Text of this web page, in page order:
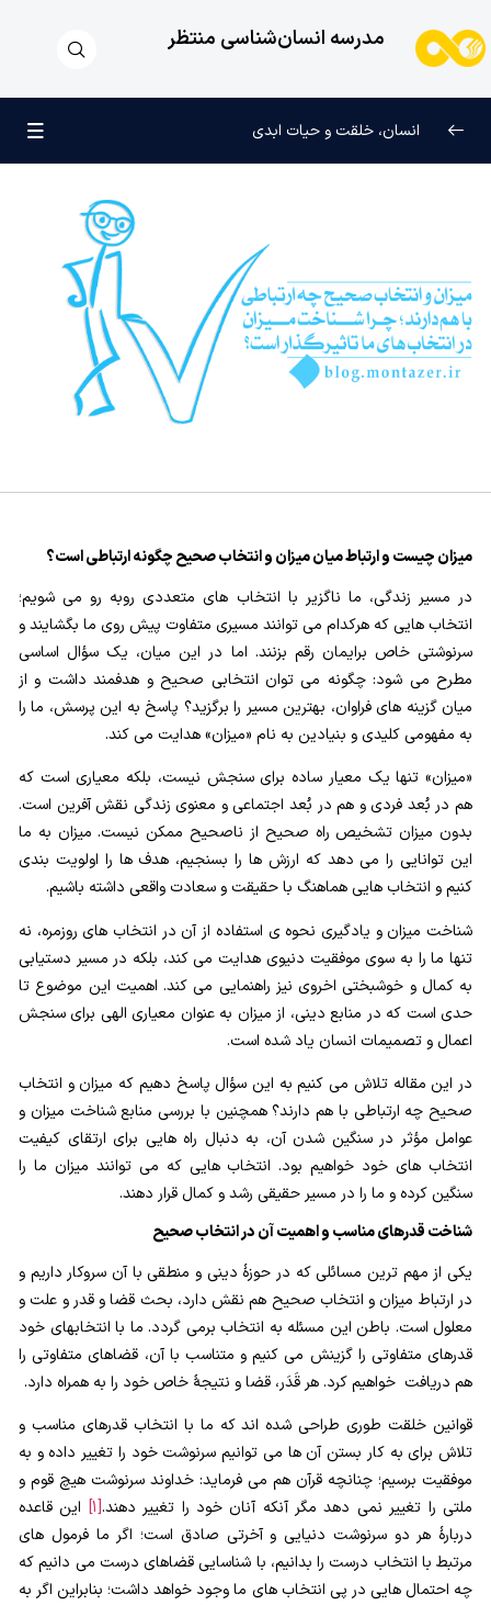
مدرسه انسان‌شناسی منتظر
چرا آفریده شده‌ایم؟ 0/4
راز شادی و آرامش پایدار
0/13
بلوغ کودک عزیز روان 0/8
قضا و قدر و اختیار 0/13
منظور از میزان در قیامت چیست و قلب ما با چه معیاری
سنجیده می شود؟
آیا برای عملکرد انسان معیار و میزان اعمالی وجود دارد؛ چه
کسی می تواند میزان سنجش باشد؟
معیاری مهم تر از دارایی هم وجود دارد؟
ثقلین چیست؛ در خوشبختی ما چه نقشی داشته و ارتباط آن
با میزان اعمال چگونه است؟
عمل سنگین تر
منظور از سنگینی نامه عمل چیست و چه اثری در سعادت یا
شقاوت ما دارد؟
ما مهم است؟
میزان و انتخاب صحیح چه ارتباطی با هم دارند؛ چرا شناخت
میزان در انتخاب های ما تاثیرگذار است؟
لزوم و اهمیت عبرت گرفتن از دنیا چیست؛ چگونه می توان از
آیا تقدیر و سرنوشت ما قابل تغییر است؛ چگونه می توان
تقدیر و سرنوشت را تغییر داد؟
آینده با گذشته چه نسبتی دارد؛ چگونه با عبرت گرفتن از
جبر و اختیار؛ قانون قضا و قدر نشانۀ مشیت الهی است یا
اختیار ما؟
ارتباط میان مقام خلیفه اللهی انسان و اختیار او چیست؟
ابتلاء و امتحان در زندگی 0/26
انسان، خلقت و حیات ابدی
میزان چیست و ارتباط میان میزان و انتخاب صحیح چگونه ارتباطی است؟
در مسیر زندگی، ما ناگزیر با انتخاب های متعددی روبه رو می شویم؛
انتخاب هایی که هرکدام می توانند مسیری متفاوت پیش روی ما بگشایند و
سرنوشتی خاص برایمان رقم بزنند. اما در این میان، یک سؤال اساسی
مطرح می شود: چگونه می توان انتخابی صحیح و هدفمند داشت و از
میان گزینه های فراوان، بهترین مسیر را برگزید؟ پاسخ به این پرسش، ما را
به مفهومی کلیدی و بنیادین به نام «میزان» هدایت می کند.
«میزان» تنها یک معیار ساده برای سنجش نیست، بلکه معیاری است که
هم در بُعد فردی و هم در بُعد اجتماعی و معنوی زندگی نقش آفرین است.
بدون میزان تشخیص راه صحیح از ناصحیح ممکن نیست. میزان به ما
این توانایی را می دهد که ارزش ها را بسنجیم، هدف ها را اولویت بندی
کنیم و انتخاب هایی هماهنگ با حقیقت و سعادت واقعی داشته باشیم.
شناخت میزان و یادگیری نحوه ی استفاده از آن در انتخاب های روزمره، نه
تنها ما را به سوی موفقیت دنیوی هدایت می کند، بلکه در مسیر دستیابی
به کمال و خوشبختی اخروی نیز راهنمایی می کند. اهمیت این موضوع تا
حدی است که در منابع دینی، از میزان به عنوان معیاری الهی برای سنجش
اعمال و تصمیمات انسان یاد شده است.
در این مقاله تلاش می کنیم به این سؤال پاسخ دهیم که میزان و انتخاب
صحیح چه ارتباطی با هم دارند؟ همچنین با بررسی منابع شناخت میزان و
عوامل مؤثر در سنگین شدن آن، به دنبال راه هایی برای ارتقای کیفیت
انتخاب های خود خواهیم بود. انتخاب هایی که می توانند میزان ما را
سنگین کرده و ما را در مسیر حقیقی رشد و کمال قرار دهند.
شناخت قدرهای مناسب و اهمیت آن در انتخاب صحیح
یکی از مهم ترین مسائلی که در حوزۀ دینی و منطقی با آن سروکار داریم و
در ارتباط میزان و انتخاب صحیح هم نقش دارد، بحث قضا و قدر و علت و
معلول است. باطن این مسئله به انتخاب برمی گردد. ما با انتخاب­های خود
قدرهای متفاوتی را گزینش می کنیم و متناسب با آن، قضاهای متفاوتی را
هم دریافت خواهیم کرد. هر قَدَر، قضا و نتیجۀ خاص خود را به همراه دارد.
قوانین خلقت طوری طراحی شده اند که ما با انتخاب قدرهای مناسب و
تلاش برای به کار بستن آن ها می توانیم سرنوشت خود را تغییر داده و به
موفقیت برسیم؛ چنانچه قرآن هم می فرماید: خداوند سرنوشت هیچ قوم و
ملتی را تغییر نمی دهد مگر آنکه آنان خود را تغییر دهند.[1]
این قاعده
دربارۀ هر دو سرنوشت دنیایی و آخرتی صادق است؛ اگر ما فرمول های
مرتبط با انتخاب درست را بدانیم، با شناسایی قضاهای درست می دانیم که
چه احتمال هایی در پی انتخاب های ما وجود خواهد داشت؛ بنابراین اگر به